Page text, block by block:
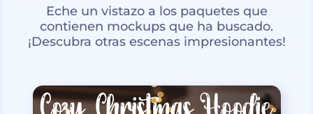
Eche un vistazo a los paquetes que
contienen mockups que ha buscado.
¡Descubra otras escenas impresionantes!